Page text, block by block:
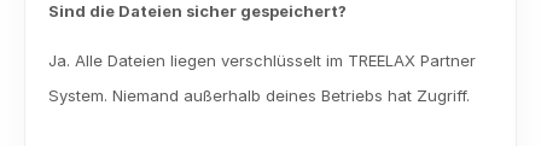
Sind die Dateien sicher gespeichert?
Ja. Alle Dateien liegen verschlüsselt im TREELAX Partner
System. Niemand außerhalb deines Betriebs hat Zugriff.